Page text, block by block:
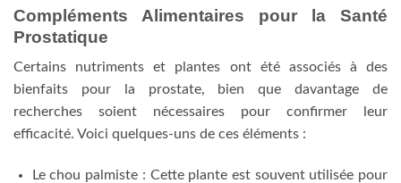
Compléments Alimentaires pour la Santé
Prostatique
Certains nutriments et plantes ont été associés à des
bienfaits pour la prostate, bien que davantage de
recherches soient nécessaires pour confirmer leur
efficacité. Voici quelques-uns de ces éléments :
Le chou palmiste : Cette plante est souvent utilisée pour